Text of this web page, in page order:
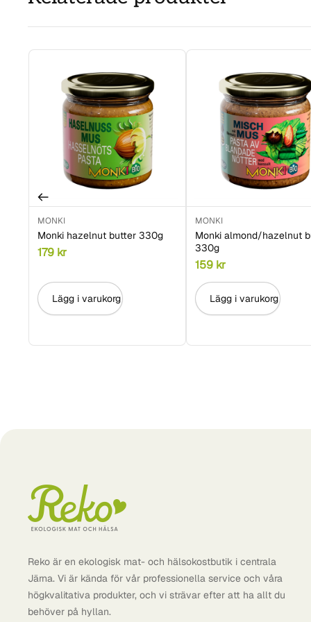
MONKI
Monki hazelnut butter 330g
179 kr
Lägg i varukorg
MONKI
Monki almond/hazelnut
330g
159 kr
Lägg i varukorg
Reko är en ekologisk mat- och hälsokostbutik i centrala
Järna. Vi är kända för vår professionella service och våra
högkvalitativa produkter, och vi strävar efter att ha allt du
behöver på hyllan.